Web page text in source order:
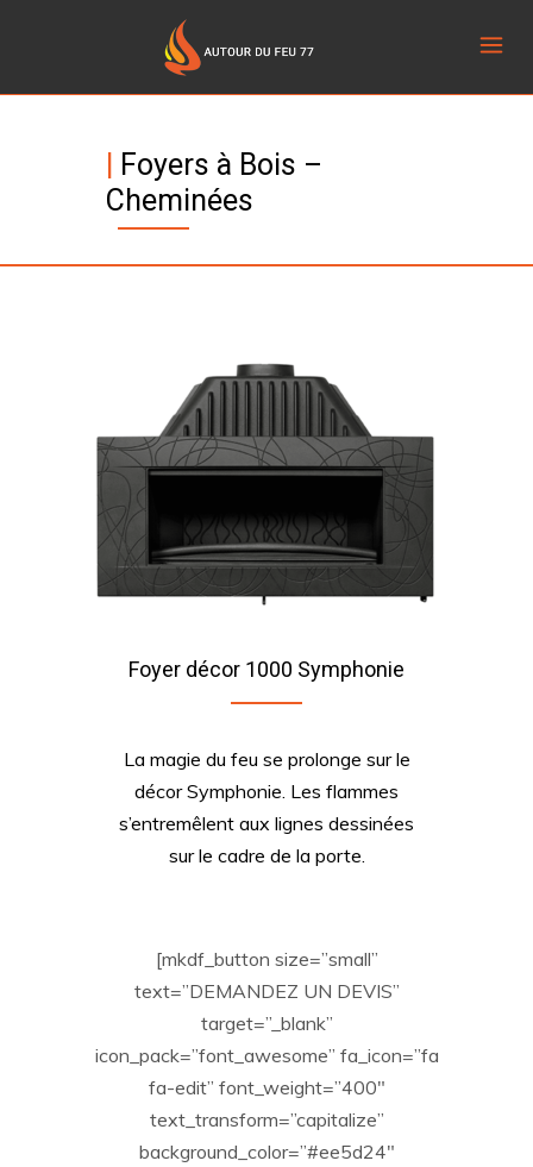
Foyers à Bois –
Cheminées
Foyer décor 1000 Symphonie
La magie du feu se prolonge sur le
décor Symphonie. Les flammes
s’entremêlent aux lignes dessinées
sur le cadre de la porte.
[mkdf_button size=”small”
text=”DEMANDEZ UN DEVIS”
target=”_blank”
icon_pack=”font_awesome” fa_icon=”fa
fa-edit” font_weight=”400″
text_transform=”capitalize”
background_color=”#ee5d24″